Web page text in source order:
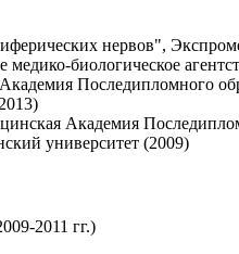
нервов",
биологическое
Последипломного
Академия
университет (2009)
2011 гг.)